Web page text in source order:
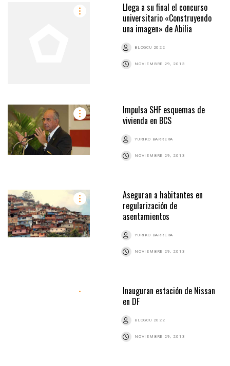
Llega a su final el concurso
universitario «Construyendo
una imagen» de Abilia
BLOGCU 2022
NOVIEMBRE 29, 2013
Impulsa SHF esquemas de
vivienda en BCS
YURIKO BARRERA
NOVIEMBRE 29, 2013
Aseguran a habitantes en
regularización de
asentamientos
YURIKO BARRERA
NOVIEMBRE 29, 2013
Inauguran estación de Nissan
en DF
BLOGCU 2022
NOVIEMBRE 29, 2013